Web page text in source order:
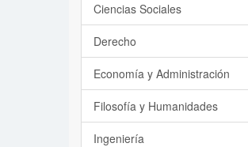
Ciencias Sociales
Derecho
Economía y Administración
Filosofía y Humanidades
Ingeniería